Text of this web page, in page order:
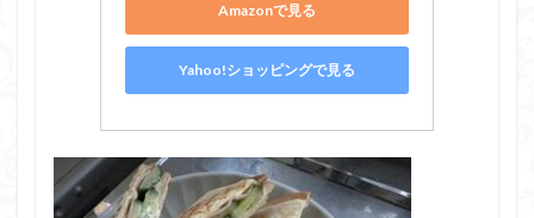
Amazonで見る
Yahoo!ショッピングで見る